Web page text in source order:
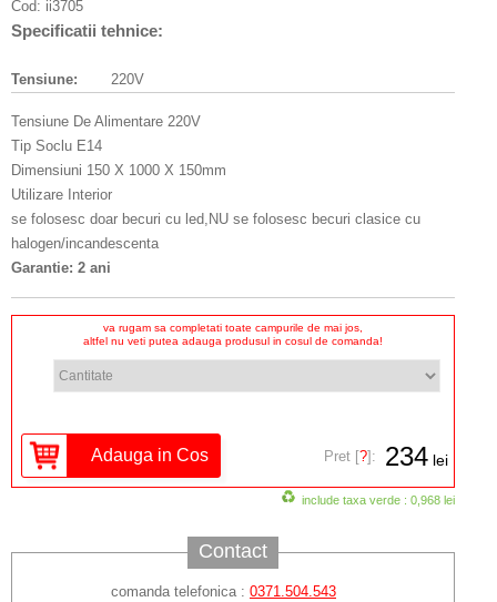
Cod: ii3705
Specificatii tehnice:
Tensiune: 220V
Tensiune De Alimentare 220V
Tip Soclu E14
Dimensiuni 150 X 1000 X 150mm
Utilizare Interior
se folosesc doar becuri cu led,NU se folosesc becuri clasice cu
halogen/incandescenta
Garantie: 2 ani
va rugam sa completati toate campurile de mai jos,
altfel nu veti putea adauga produsul in cosul de comanda!
Pret [?]: 234 lei
include taxa verde : 0,968 lei
Contact
comanda telefonica : 0371.504.543